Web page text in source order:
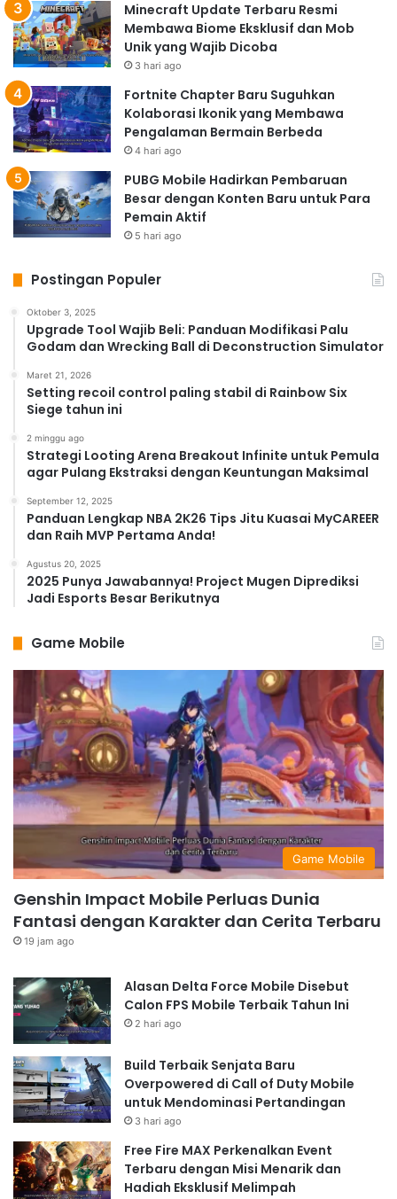
Minecraft Update Terbaru Resmi
Membawa Biome Eksklusif dan Mob
Unik yang Wajib Dicoba
3 hari ago
Fortnite Chapter Baru Suguhkan
Kolaborasi Ikonik yang Membawa
Pengalaman Bermain Berbeda
4 hari ago
PUBG Mobile Hadirkan Pembaruan
Besar dengan Konten Baru untuk Para
Pemain Aktif
5 hari ago
Postingan Populer
Oktober 3, 2025
Upgrade Tool Wajib Beli: Panduan Modifikasi Palu
Godam dan Wrecking Ball di Deconstruction Simulator
Maret 21, 2026
Setting recoil control paling stabil di Rainbow Six
Siege tahun ini
2 minggu ago
Strategi Looting Arena Breakout Infinite untuk Pemula
agar Pulang Ekstraksi dengan Keuntungan Maksimal
September 12, 2025
Panduan Lengkap NBA 2K26 Tips Jitu Kuasai MyCAREER
dan Raih MVP Pertama Anda!
Agustus 20, 2025
2025 Punya Jawabannya! Project Mugen Diprediksi
Jadi Esports Besar Berikutnya
Game Mobile
Game Mobile
Genshin Impact Mobile Perluas Dunia
Fantasi dengan Karakter dan Cerita Terbaru
19 jam ago
Alasan Delta Force Mobile Disebut
Calon FPS Mobile Terbaik Tahun Ini
2 hari ago
Build Terbaik Senjata Baru
Overpowered di Call of Duty Mobile
untuk Mendominasi Pertandingan
3 hari ago
Free Fire MAX Perkenalkan Event
Terbaru dengan Misi Menarik dan
Hadiah Eksklusif Melimpah